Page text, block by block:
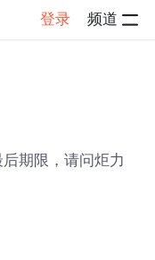
登录 频道
期限，请问炬力